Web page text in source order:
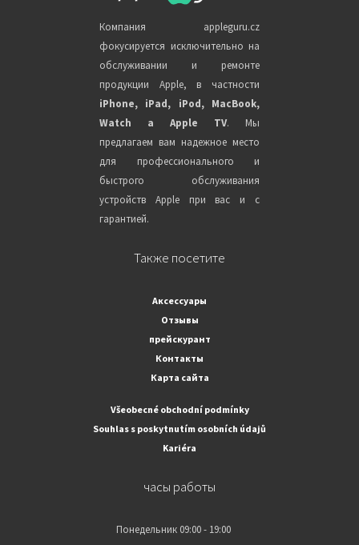
Компания appleguru.cz
фокусируется исключительно на
обслуживании и ремонте
продукции Apple, в частности
iPhone, iPad, iPod, MacBook,
Watch a Apple TV. Мы
предлагаем вам надежное место
для профессионального и
быстрого обслуживания
устройств Apple при вас и с
гарантией.
Также посетите
Аксессуары
Отзывы
прейскурант
Контакты
Карта сайта
Všeobecné obchodní podmínky
Souhlas s poskytnutím osobních údajů
Kariéra
часы работы
Понедельник09:00 - 19:00